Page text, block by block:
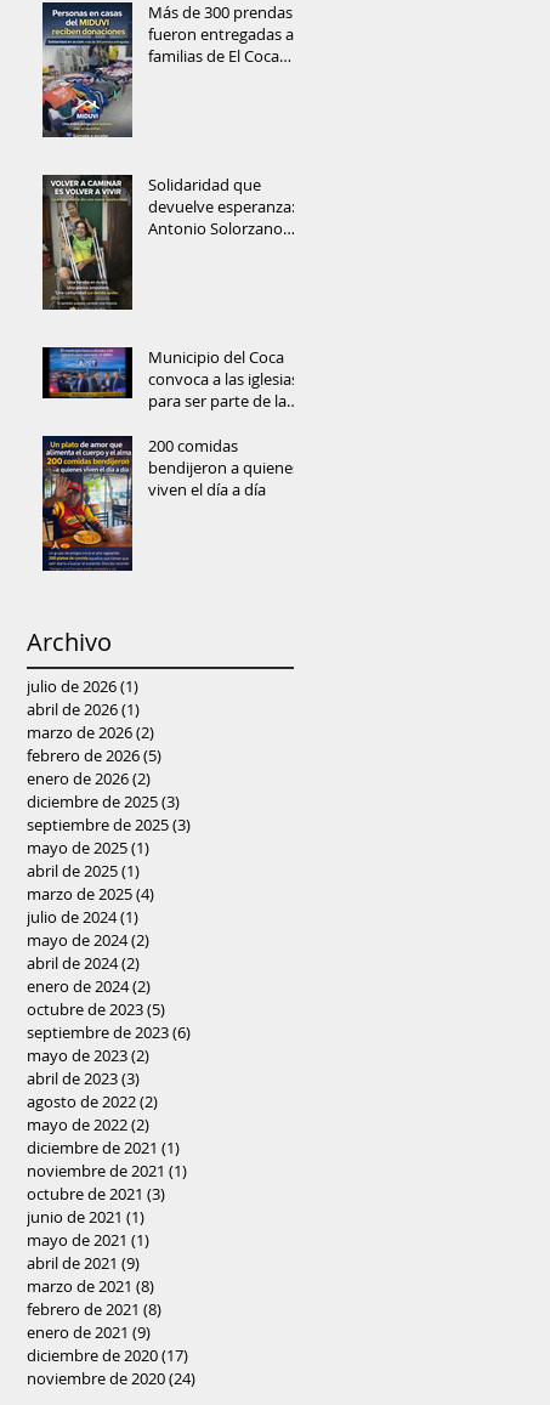
Más de 300 prendas
fueron entregadas a
familias de El Coca
Solidaridad que
devuelve esperanza:
Antonio Solorzano
Municipio del Coca
convoca a las iglesias
para ser parte de la
y reconstrucción del
tejido social
200 comidas
bendijeron a quienes
viven el día a día
Archivo
julio de 2026(1)
abril de 2026(1)
marzo de 2026(2)
febrero de 2026(5)
enero de 2026(2)
diciembre de 2025(3)
septiembre de 2025(3)
mayo de 2025(1)
abril de 2025(1)
marzo de 2025(4)
julio de 2024(1)
mayo de 2024(2)
abril de 2024(2)
enero de 2024(2)
octubre de 2023(5)
septiembre de 2023(6)
mayo de 2023(2)
abril de 2023(3)
agosto de 2022(2)
mayo de 2022(2)
diciembre de 2021 (1)
noviembre de 2021 (1)
octubre de 2021 (3)
junio de 2021 (1)
mayo de 2021 (1)
abril de 2021 (9)
marzo de 2021 (8)
febrero de 2021 (8)
enero de 2021 (9)
diciembre de 2020(17)
noviembre de 2020(24)